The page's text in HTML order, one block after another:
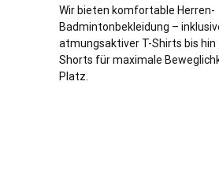
Wir bieten komfortable Herren-
Badmintonbekleidung –
atmungsaktiver T-Shirts bis hin
Shorts für maximale
Platz.